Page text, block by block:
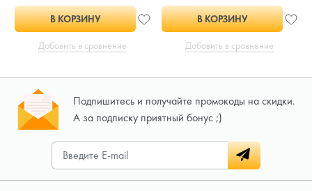
В КОРЗИНУ
Добавить в сравнение
В КОРЗИНУ
Добавить в сравнение
Подпишитесь и получайте промокоды на скидки.
А за подписку приятный бонус ;)